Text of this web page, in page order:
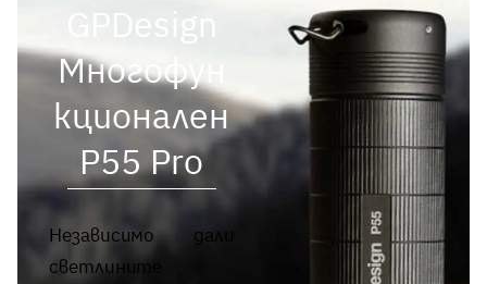
GPDesign
Многофун
кционален
P55 Pro
Независимо дали
светлините